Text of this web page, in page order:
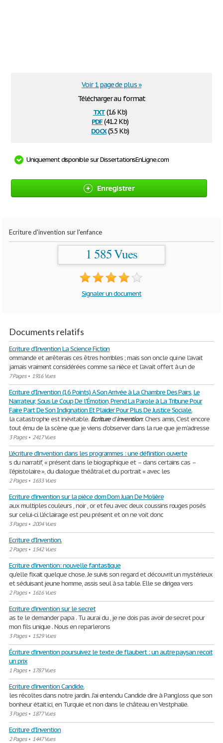
Télécharger au format
txt(1.6 Kb)
pdf(41.2 Kb)
docx(5.5 Kb)
Voir 1 page de plus »
Uniquement disponible sur DissertationsEnLigne.com
Enregistrer
Ecriture d'invention sur l'enfance
1 585 Vues
Signaler un document
Documents relatifs
Ecriture d'Invention La Science Fiction
ommande et arrêterais ces êtres horribles ; mais son oncle qui ne l’avait
jamais vraiment considérées comme sa nièce et l’avait offert à un de
7 Pages• 1916 Vues
Ecriture d'Invention (16 Points) A Son Arrivée à La Chambre Des Pairs, Le
Narrateur, Sous Le Coup De l'Émotion, Prend La Parole à La Tribune Pour
Faire Part De Son Indignation Et Plaider Pour Plus De Justice Sociale.
la catastrophe est inévitable. Ecritured'invention: Chers amis, C’est encore
tout ému de la scène que je viens d’observer dans la rue que je m’adresse
3 Pages• 2417 Vues
L'écriture d'invention dans les programmes : une définition ouverte
s du narratif, « présent dans le biographique et – dans certains cas –
l’épistolaire », du dialogue théâtral et du portrait « avec les
2 Pages• 1633 Vues
Ecriture d'invention sur la pièce dom Dom Juan De Molière
aux multiples couleurs , noir , or et feu avec deux coussins rouges posés
sur celui-ci. L'éclairage est peu présent et on ne voit donc
3 Pages• 2004 Vues
Ecriture d'Invention.
2 Pages• 1542 Vues
Ecriture d'invention: nouvelle fantastique
qu'elle fixait quelque chose. Je suivis son regard et découvrit un mystérieux
et séduisant jeune homme, assis seul à sa table. Elle se dirigea vers
2 Pages• 1616 Vues
Ecriture d'invention sur le secret
as te le demander papa . Tu aurai du , je ne dois pas avoir de secret pour
mon fils unique . Nous en reparlerons
3 Pages• 1529 Vues
Écriture d'invention poursuivez le texte de flaubert : un autre paysan recoit
un prix
1 Pages• 1787 Vues
Ecriture d'invention Candide.
les récoltes dans notre jardin. J’ai entendu Candide dire à Pangloss que son
bonheur était ici, en Turquie et non dans le château en Vestphalie.
3 Pages• 1877 Vues
Ecriture d'Invention
2 Pages• 1447 Vues